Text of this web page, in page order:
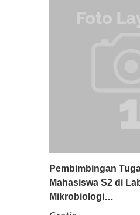
Pilih
Pembimbingan
Mahasiswa S2 di
Mikrobiologi…